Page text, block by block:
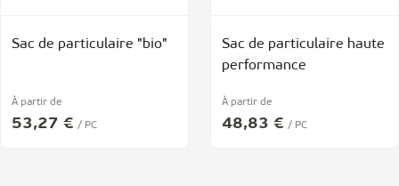
Sac de particulaire "bio"
À partir de
53,27 € / PC
Sac de particulaire haute
performance
À partir de
48,83 € / PC